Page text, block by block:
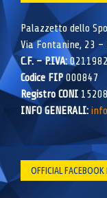
Palazzetto dello
Via Fontanine, 23 –
C.F. – P.IVA:
Codice FIP000847
Registro CONI
INFO GENERALI:
OFFICIAL FACEBOOK